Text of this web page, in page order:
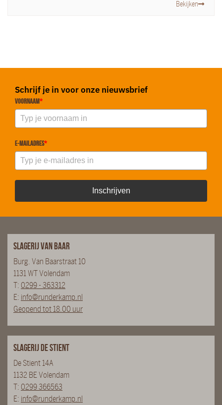
Bekijken
Schrijf je in voor onze nieuwsbrief
Voornaam*
E-mailadres*
Inschrijven
Slagerij van Baar
Burg. Van Baarstraat 10
1131 WT Volendam
T: 0299 - 363312
E: info@runderkamp.nl
Geopend tot 18.00 uur
Slagerij De Stient
De Stient 14A
1132 BE Volendam
T: 0299 366563
E: info@runderkamp.nl